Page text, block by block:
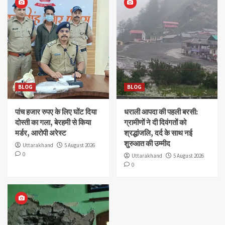
3
पांच हजार रुपए के लिए घोंट दिया दोस्ती का गला, बेरहमी से
किया मर्डर, आरोपी अरेस्ट
4
BLOG
धराली आपदा की पहली बरसी: ग्रामीणों ने दी दिवंगतों को
श्रद्धांजलि, दर्द के साथ नई शुरुआत की उम्मीद
BLOG
एसडीएम ऑफिस कैंपस में भयंकर लैंडस्लाइड, कमरे की दीवार
तोड़ घर के अंदर घुसी चट्टान
BLOG
पांच हजार रुपए के लिए घोंट दिया
दोस्ती का गला, बेरहमी से किया
मर्डर, आरोपी अरेस्ट
Uttarakhand
5 August 2026
0
BLOG
धराली आपदा की पहली बरसी:
ग्रामीणों ने दी दिवंगतों को
श्रद्धांजलि, दर्द के साथ नई
शुरुआत की उम्मीद
Uttarakhand
5 August 2026
0